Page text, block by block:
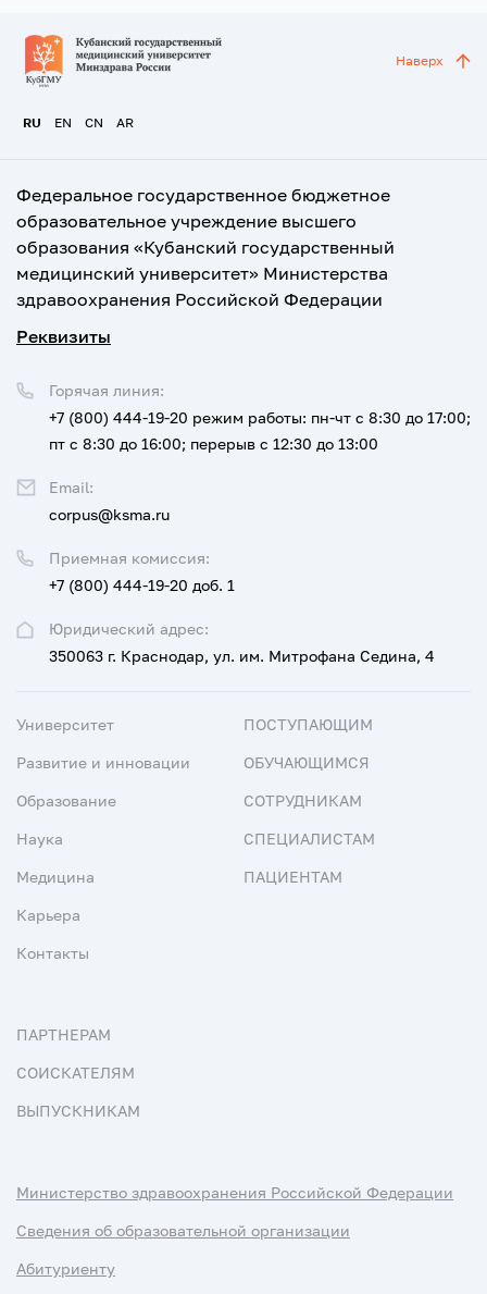
RU EN CN AR
Наверх
Федеральное государственное бюджетное
образовательное учреждение высшего
образования «Кубанский государственный
медицинский университет» Министерства
здравоохранения Российской Федерации
Реквизиты
Юридический адрес:
350063 г. Краснодар, ул. им. Митрофана Седина, 4
Приемная комиссия:
+7 (800) 444-19-20 доб. 1
Горячая линия:
+7 (800) 444-19-20 режим работы: пн-чт с 8:30 до 17:00;
пт с 8:30 до 16:00; перерыв с 12:30 до 13:00
Email:
corpus@ksma.ru
Университет
Развитие и инновации
Образование
Наука
Медицина
Карьера
Контакты
ПОСТУПАЮЩИМ
ОБУЧАЮЩИМСЯ
СОТРУДНИКАМ
СПЕЦИАЛИСТАМ
ПАЦИЕНТАМ
ПАРТНЕРАМ
СОИСКАТЕЛЯМ
ВЫПУСКНИКАМ
Министерство здравоохранения Российской Федерации
Сведения об образовательной организации
Абитуриенту